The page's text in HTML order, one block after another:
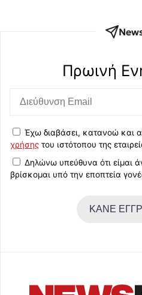
Πρωινή
Έχω διαβάσει, κατανοώ και
χρήσης του ιστότοπου της
Δηλώνω υπεύθυνα ότι είμαι
βρίσκομαι υπό την εποπτεία
ΚΑΝΕ